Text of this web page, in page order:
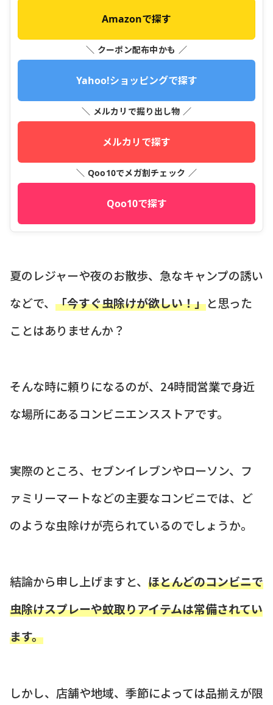
Amazonで探す
＼ クーポン配布中かも ／
Yahoo!ショッピングで探す
＼ メルカリで掘り出し物 ／
メルカリで探す
＼ Qoo10でメガ割チェック ／
Qoo10で探す
夏のレジャーや夜のお散歩、急なキャンプの誘い
などで、 「今すぐ虫除けが欲しい！」と思った
ことはありませんか？
そんな時に頼りになるのが、24時間営業で身近
な場所にあるコンビニエンスストアです。
実際のところ、セブンイレブンやローソン、フ
ァミリーマートなどの主要なコンビニでは、ど
のような虫除けが売られているのでしょうか。
結論から申し上げますと、 ほとんどのコンビニで
虫除けスプレーや蚊取りアイテムは常備されてい
ます。
しかし、店舗や地域、季節によっては品揃えが限